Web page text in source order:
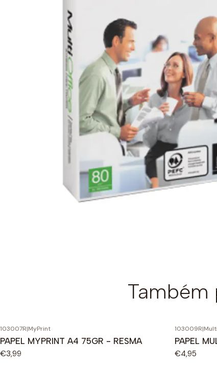
Também
103007R|MyPrint
PAPEL MYPRINT A4 75GR - RESMA
€3,99
103009R|
PAPEL
€4,95